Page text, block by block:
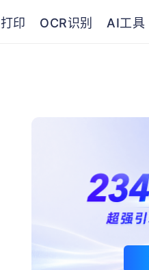
印 OCR识别 AI工具